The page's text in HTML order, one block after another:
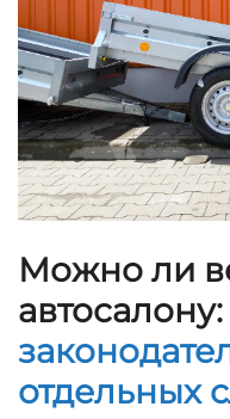
Можно ли
автосалону:
отдельных